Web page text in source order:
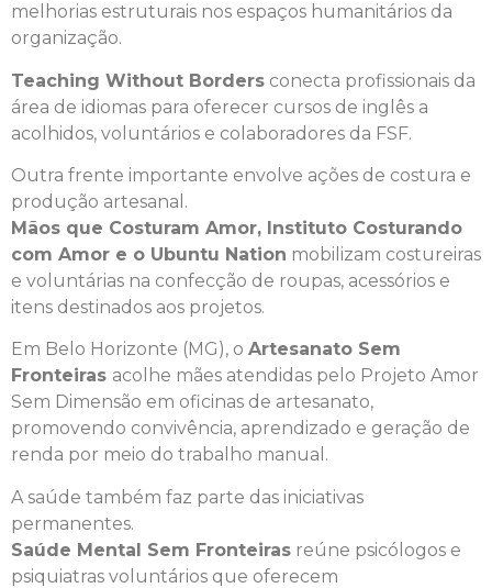
melhorias estruturais nos espaços humanitários da
organização.
Teaching Without Borders conecta profissionais da
área de idiomas para oferecer cursos de inglês a
acolhidos, voluntários e colaboradores da FSF.
Outra frente importante envolve ações de costura e
produção artesanal.
Mãos que Costuram Amor, Instituto Costurando
com Amor e o Ubuntu Nation mobilizam costureiras
e voluntárias na confecção de roupas, acessórios e
itens destinados aos projetos.
Em Belo Horizonte (MG), o Artesanato Sem
Fronteiras acolhe mães atendidas pelo Projeto Amor
Sem Dimensão em oficinas de artesanato,
promovendo convivência, aprendizado e geração de
renda por meio do trabalho manual.
A saúde também faz parte das iniciativas
permanentes.
Saúde Mental Sem Fronteiras reúne psicólogos e
psiquiatras voluntários que oferecem